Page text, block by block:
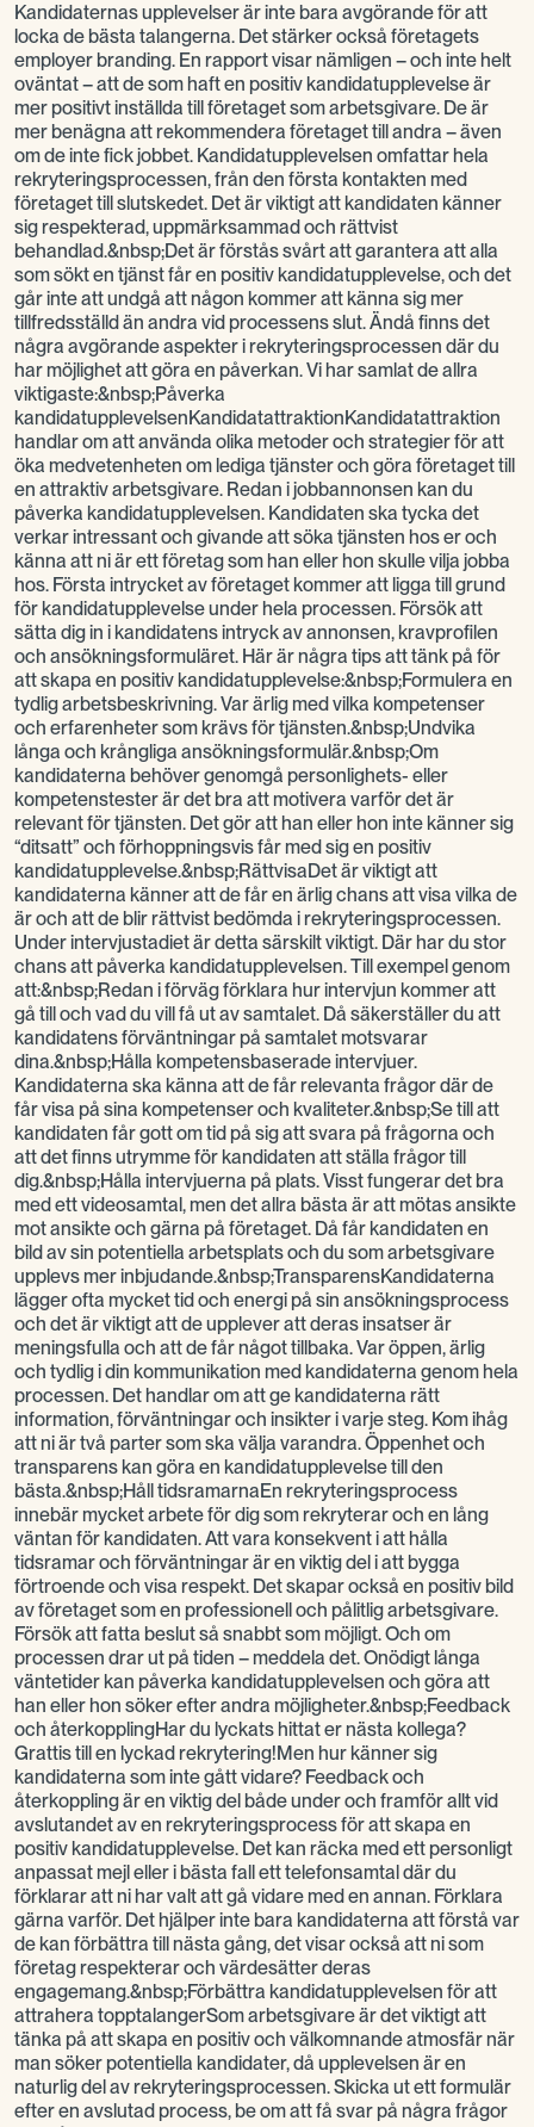
Kandidaternas upplevelser är inte bara avgörande för att
locka de bästa talangerna. Det stärker också företagets
employer branding. En rapport visar nämligen – och inte helt
oväntat – att de som haft en positiv kandidatupplevelse är
mer positivt inställda till företaget som arbetsgivare. De är
mer benägna att rekommendera företaget till andra – även
om de inte fick jobbet. Kandidatupplevelsen omfattar hela
rekryteringsprocessen, från den första kontakten med
företaget till slutskedet. Det är viktigt att kandidaten känner
sig respekterad, uppmärksammad och rättvist
behandlad.&nbsp;Det är förstås svårt att garantera att alla
som sökt en tjänst får en positiv kandidatupplevelse, och det
går inte att undgå att någon kommer att känna sig mer
tillfredsställd än andra vid processens slut. Ändå finns det
några avgörande aspekter i rekryteringsprocessen där du
har möjlighet att göra en påverkan. Vi har samlat de allra
viktigaste:&nbsp;Påverka
kandidatupplevelsenKandidatattraktionKandidatattraktion
handlar om att använda olika metoder och strategier för att
öka medvetenheten om lediga tjänster och göra företaget till
en attraktiv arbetsgivare. Redan i jobbannonsen kan du
påverka kandidatupplevelsen. Kandidaten ska tycka det
verkar intressant och givande att söka tjänsten hos er och
känna att ni är ett företag som han eller hon skulle vilja jobba
hos. Första intrycket av företaget kommer att ligga till grund
för kandidatupplevelse under hela processen. Försök att
sätta dig in i kandidatens intryck av annonsen, kravprofilen
och ansökningsformuläret. Här är några tips att tänk på för
att skapa en positiv kandidatupplevelse:&nbsp;Formulera en
tydlig arbetsbeskrivning. Var ärlig med vilka kompetenser
och erfarenheter som krävs för tjänsten.&nbsp;Undvika
långa och krångliga ansökningsformulär.&nbsp;Om
kandidaterna behöver genomgå personlighets- eller
kompetenstester är det bra att motivera varför det är
relevant för tjänsten. Det gör att han eller hon inte känner sig
“ditsatt” och förhoppningsvis får med sig en positiv
kandidatupplevelse.&nbsp;RättvisaDet är viktigt att
kandidaterna känner att de får en ärlig chans att visa vilka de
är och att de blir rättvist bedömda i rekryteringsprocessen.
Under intervjustadiet är detta särskilt viktigt. Där har du stor
chans att påverka kandidatupplevelsen. Till exempel genom
att:&nbsp;Redan i förväg förklara hur intervjun kommer att
gå till och vad du vill få ut av samtalet. Då säkerställer du att
kandidatens förväntningar på samtalet motsvarar
dina.&nbsp;Hålla kompetensbaserade intervjuer.
Kandidaterna ska känna att de får relevanta frågor där de
får visa på sina kompetenser och kvaliteter.&nbsp;Se till att
kandidaten får gott om tid på sig att svara på frågorna och
att det finns utrymme för kandidaten att ställa frågor till
dig.&nbsp;Hålla intervjuerna på plats. Visst fungerar det bra
med ett videosamtal, men det allra bästa är att mötas ansikte
mot ansikte och gärna på företaget. Då får kandidaten en
bild av sin potentiella arbetsplats och du som arbetsgivare
upplevs mer inbjudande.&nbsp;TransparensKandidaterna
lägger ofta mycket tid och energi på sin ansökningsprocess
och det är viktigt att de upplever att deras insatser är
meningsfulla och att de får något tillbaka. Var öppen, ärlig
och tydlig i din kommunikation med kandidaterna genom hela
processen. Det handlar om att ge kandidaterna rätt
information, förväntningar och insikter i varje steg. Kom ihåg
att ni är två parter som ska välja varandra. Öppenhet och
transparens kan göra en kandidatupplevelse till den
bästa.&nbsp;Håll tidsramarnaEn rekryteringsprocess
innebär mycket arbete för dig som rekryterar och en lång
väntan för kandidaten. Att vara konsekvent i att hålla
tidsramar och förväntningar är en viktig del i att bygga
förtroende och visa respekt. Det skapar också en positiv bild
av företaget som en professionell och pålitlig arbetsgivare.
Försök att fatta beslut så snabbt som möjligt. Och om
processen drar ut på tiden – meddela det. Onödigt långa
väntetider kan påverka kandidatupplevelsen och göra att
han eller hon söker efter andra möjligheter.&nbsp;Feedback
och återkopplingHar du lyckats hittat er nästa kollega?
Grattis till en lyckad rekrytering!Men hur känner sig
kandidaterna som inte gått vidare? Feedback och
återkoppling är en viktig del både under och framför allt vid
avslutandet av en rekryteringsprocess för att skapa en
positiv kandidatupplevelse. Det kan räcka med ett personligt
anpassat mejl eller i bästa fall ett telefonsamtal där du
förklarar att ni har valt att gå vidare med en annan. Förklara
gärna varför. Det hjälper inte bara kandidaterna att förstå var
de kan förbättra till nästa gång, det visar också att ni som
företag respekterar och värdesätter deras
engagemang.&nbsp;Förbättra kandidatupplevelsen för att
attrahera topptalangerSom arbetsgivare är det viktigt att
tänka på att skapa en positiv och välkomnande atmosfär när
man söker potentiella kandidater, då upplevelsen är en
naturlig del av rekryteringsprocessen. Skicka ut ett formulär
efter en avslutad process, be om att få svar på några frågor